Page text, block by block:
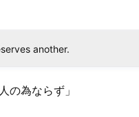
another.
の為ならず」